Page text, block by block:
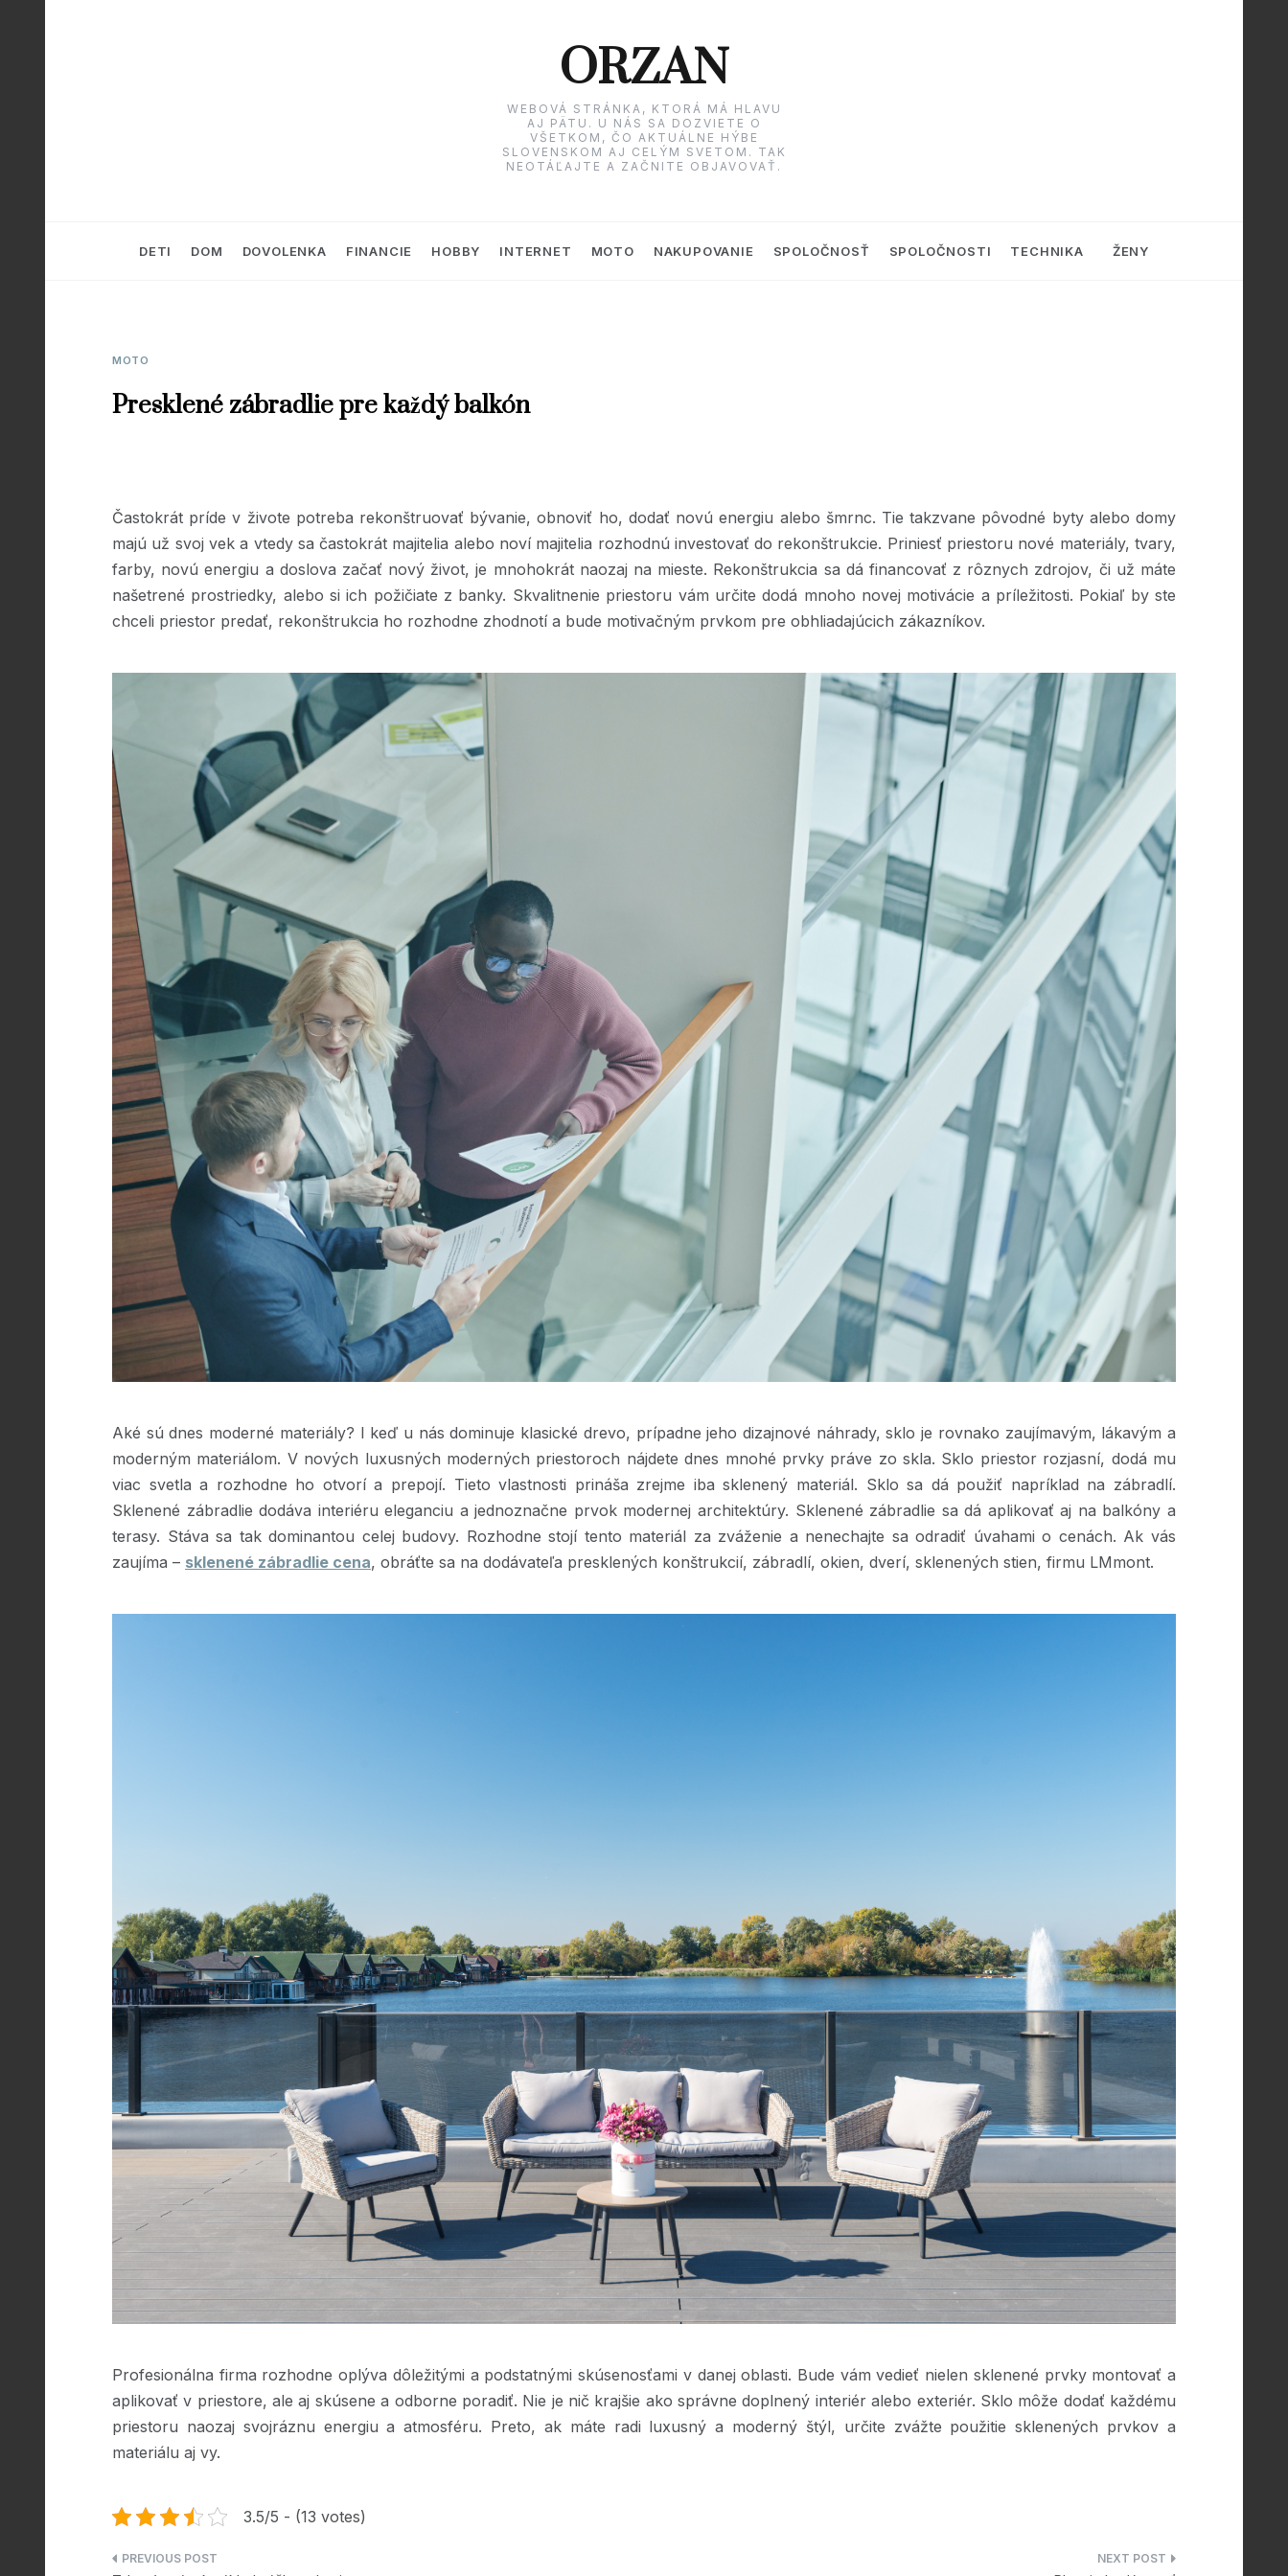
ORZAN
WEBOVÁ STRÁNKA, KTORÁ MÁ HLAVU
AJ PÄTU. U NÁS SA DOZVIETE O
VŠETKOM, ČO AKTUÁLNE HÝBE
SLOVENSKOM AJ CELÝM SVETOM. TAK
NEOTÁĽAJTE A ZAČNITE OBJAVOVAŤ.
DETI DOM DOVOLENKA FINANCIE HOBBY INTERNET MOTO NAKUPOVANIE SPOLOČNOSŤ SPOLOČNOSTI TECHNIKA ŽENY
MOTO
Presklené zábradlie pre každý balkón
Častokrát príde v živote potreba rekonštruovať bývanie, obnoviť ho, dodať novú energiu alebo šmrnc. Tie takzvane pôvodné byty alebo domy
majú už svoj vek a vtedy sa častokrát majitelia alebo noví majitelia rozhodnú investovať do rekonštrukcie. Priniesť priestoru nové materiály, tvary,
farby, novú energiu a doslova začať nový život, je mnohokrát naozaj na mieste. Rekonštrukcia sa dá financovať z rôznych zdrojov, či už máte
našetrené prostriedky, alebo si ich požičiate z banky. Skvalitnenie priestoru vám určite dodá mnoho novej motivácie a príležitosti. Pokiaľ by ste
chceli priestor predať, rekonštrukcia ho rozhodne zhodnotí a bude motivačným prvkom pre obhliadajúcich zákazníkov.
Aké sú dnes moderné materiály? I keď u nás dominuje klasické drevo, prípadne jeho dizajnové náhrady, sklo je rovnako zaujímavým, lákavým a
moderným materiálom. V nových luxusných moderných priestoroch nájdete dnes mnohé prvky práve zo skla. Sklo priestor rozjasní, dodá mu
viac svetla a rozhodne ho otvorí a prepojí. Tieto vlastnosti prináša zrejme iba sklenený materiál. Sklo sa dá použiť napríklad na zábradlí.
Sklenené zábradlie dodáva interiéru eleganciu a jednoznačne prvok modernej architektúry. Sklenené zábradlie sa dá aplikovať aj na balkóny a
terasy. Stáva sa tak dominantou celej budovy. Rozhodne stojí tento materiál za zváženie a nenechajte sa odradiť úvahami o cenách. Ak vás
zaujíma – sklenené zábradlie cena, obráťte sa na dodávateľa presklených konštrukcií, zábradlí, okien, dverí, sklenených stien, firmu LMmont.
Profesionálna firma rozhodne oplýva dôležitými a podstatnými skúsenosťami v danej oblasti. Bude vám vedieť nielen sklenené prvky montovať a
aplikovať v priestore, ale aj skúsene a odborne poradiť. Nie je nič krajšie ako správne doplnený interiér alebo exteriér. Sklo môže dodať každému
priestoru naozaj svojráznu energiu a atmosféru. Preto, ak máte radi luxusný a moderný štýl, určite zvážte použitie sklenených prvkov a
materiálu aj vy.
3.5/5 - (13 votes)
Navigace